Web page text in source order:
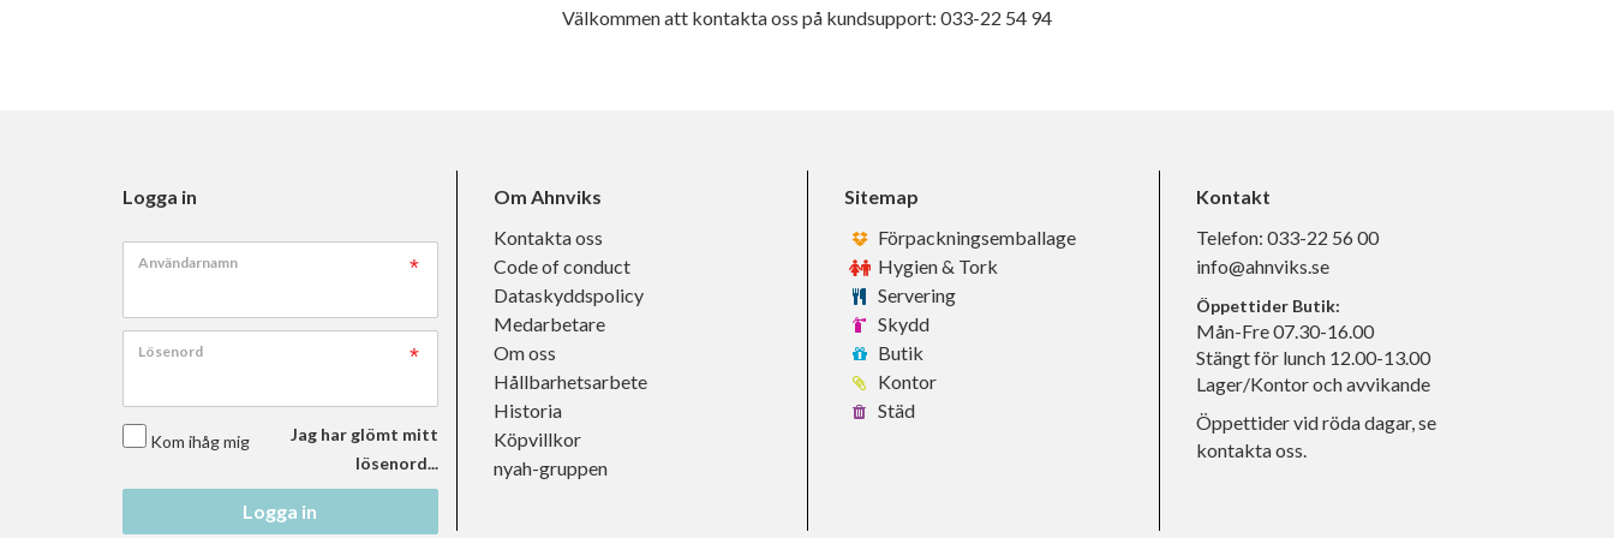
Välkommen att kontakta oss på kundsupport: 033-22 54 94
Logga in
Användarnamn
Lösenord
Kom ihåg mig
Jag har glömt mitt
lösenord...
Logga in
Om Ahnviks
Kontakta oss
Code of conduct
Dataskyddspolicy
Medarbetare
Om oss
Hållbarhetsarbete
Historia
Köpvillkor
nyah-gruppen
Sitemap
Förpackningsemballage
Hygien & Tork
Servering
Skydd
Butik
Kontor
Städ
Kontakt
Telefon: 033-22 56 00
info@ahnviks.se
Öppettider Butik:
Mån-Fre 07.30-16.00
Stängt för lunch 12.00-13.00
Lager/Kontor och avvikande
Öppettider vid röda dagar, se
kontakta oss.